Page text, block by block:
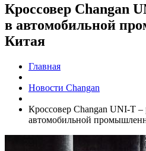
Кроссовер Changan
в автомобильной
Китая
Главная
Новости Changan
Кроссовер Changan UNI-T
автомобильной